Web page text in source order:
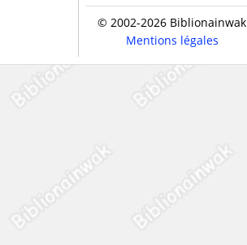
© 2002-2026 Biblionainwak
Mentions légales